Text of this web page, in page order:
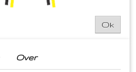
Ok
Over